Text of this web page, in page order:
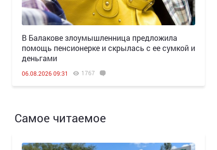
В Балакове злоумышленница предложила
помощь пенсионерке и скрылась с ее сумкой и
деньгами
06.08.2026 09:31 1767
Самое читаемое